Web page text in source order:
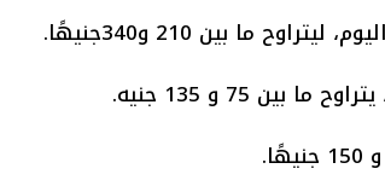
ما بين 210 و340جنيهًا.
75 و 135 جنيه.